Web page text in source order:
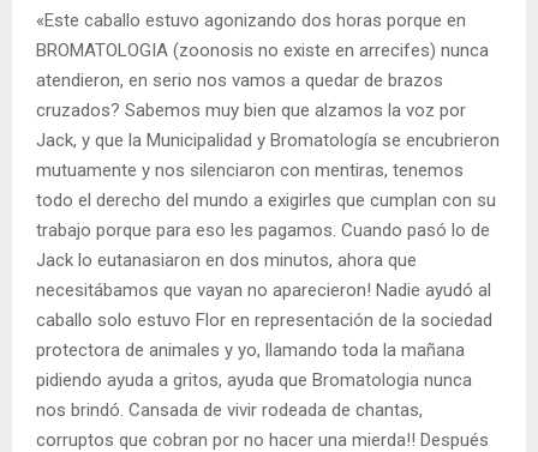
«Este caballo estuvo agonizando dos horas porque en
BROMATOLOGIA (zoonosis no existe en arrecifes) nunca
atendieron, en serio nos vamos a quedar de brazos
cruzados? Sabemos muy bien que alzamos la voz por
Jack, y que la Municipalidad y Bromatología se encubrieron
mutuamente y nos silenciaron con mentiras, tenemos
todo el derecho del mundo a exigirles que cumplan con su
trabajo porque para eso les pagamos. Cuando pasó lo de
Jack lo eutanasiaron en dos minutos, ahora que
necesitábamos que vayan no aparecieron! Nadie ayudó al
caballo solo estuvo Flor en representación de la sociedad
protectora de animales y yo, llamando toda la mañana
pidiendo ayuda a gritos, ayuda que Bromatologia nunca
nos brindó. Cansada de vivir rodeada de chantas,
corruptos que cobran por no hacer una mierda!! Después